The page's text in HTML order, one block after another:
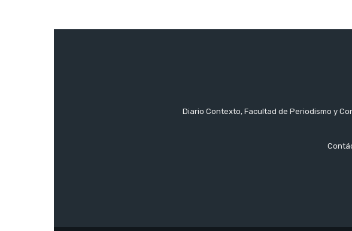
Diario Contexto, Facultad de Periodismo y